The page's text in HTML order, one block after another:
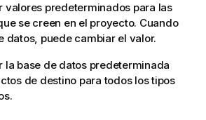
valores predeterminados para las
se creen en el proyecto. Cuando
datos, puede cambiar el valor.
la base de datos predeterminada
de destino para todos los tipos